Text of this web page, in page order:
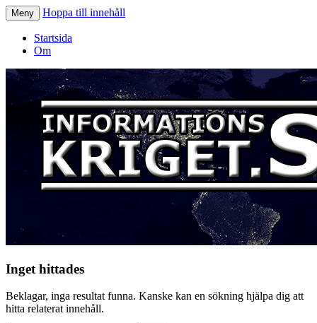
Informationskriget.se
Meny Hoppa till innehåll
Startsida
Om
Inget hittades
Beklagar, inga resultat funna. Kanske kan en sökning hjälpa dig att
hitta relaterat innehåll.